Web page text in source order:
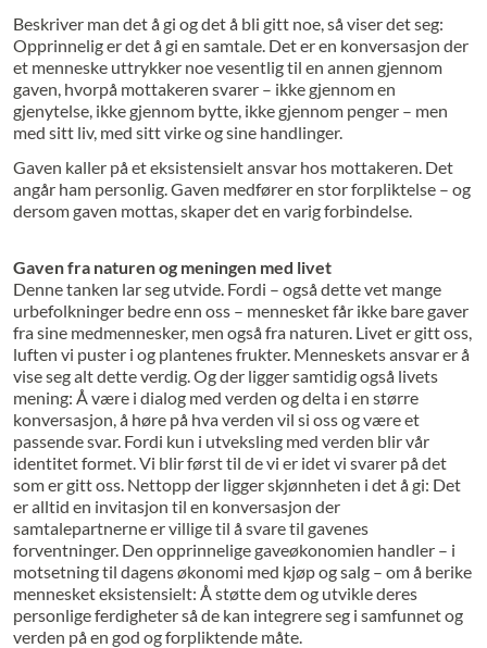
Beskriver man det å gi og det å bli gitt noe, så viser det seg:
Opprinnelig er det å gi en samtale. Det er en konversasjon der
et menneske uttrykker noe vesentlig til en annen gjennom
gaven, hvorpå mottakeren svarer – ikke gjennom en
gjenytelse, ikke gjennom bytte, ikke gjennom penger – men
med sitt liv, med sitt virke og sine handlinger.
Gaven kaller på et eksistensielt ansvar hos mottakeren. Det
angår ham personlig. Gaven medfører en stor forpliktelse – og
dersom gaven mottas, skaper det en varig forbindelse.
Gaven fra naturen og meningen med livet
Denne tanken lar seg utvide. Fordi – også dette vet mange
urbefolkninger bedre enn oss – mennesket får ikke bare gaver
fra sine medmennesker, men også fra naturen. Livet er gitt oss,
luften vi puster i og plantenes frukter. Menneskets ansvar er å
vise seg alt dette verdig. Og der ligger samtidig også livets
mening: Å være i dialog med verden og delta i en større
konversasjon, å høre på hva verden vil si oss og være et
passende svar. Fordi kun i utveksling med verden blir vår
identitet formet. Vi blir først til de vi er idet vi svarer på det
som er gitt oss. Nettopp der ligger skjønnheten i det å gi: Det
er alltid en invitasjon til en konversasjon der
samtalepartnerne er villige til å svare til gavenes
forventninger. Den opprinnelige gaveøkonomien handler – i
motsetning til dagens økonomi med kjøp og salg – om å berike
mennesket eksistensielt: Å støtte dem og utvikle deres
personlige ferdigheter så de kan integrere seg i samfunnet og
verden på en god og forpliktende måte.